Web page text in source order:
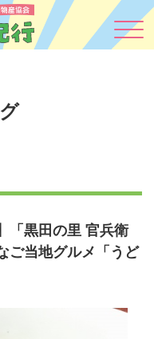
「黒田の里 官兵衛
ご当地グルメ「うど